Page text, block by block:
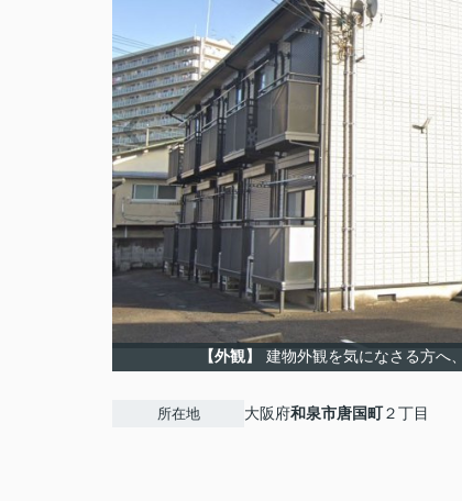
【外観】 建物外観を気になさる方へ
所在地 大阪府和泉市唐国町２丁目